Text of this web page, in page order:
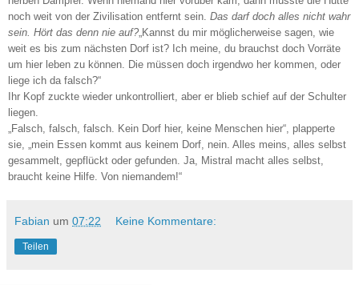
noch weit von der Zivilisation entfernt sein. Das darf doch alles nicht wahr
sein. Hört das denn nie auf?„Kannst du mir möglicherweise sagen, wie
weit es bis zum nächsten Dorf ist? Ich meine, du brauchst doch Vorräte
um hier leben zu können. Die müssen doch irgendwo her kommen, oder
liege ich da falsch?“
Ihr Kopf zuckte wieder unkontrolliert, aber er blieb schief auf der Schulter
liegen.
„Falsch, falsch, falsch. Kein Dorf hier, keine Menschen hier“, plapperte
sie, „mein Essen kommt aus keinem Dorf, nein. Alles meins, alles selbst
gesammelt, gepflückt oder gefunden. Ja, Mistral macht alles selbst,
braucht keine Hilfe. Von niemandem!“
Fabian um 07:22 Keine Kommentare:
Teilen